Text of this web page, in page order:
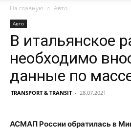
На главную Авто
Авто
В итальянское
необходимо
данные по
TRANSPORT & TRANSIT - 28.07.2021
АСМАП России обратилась в